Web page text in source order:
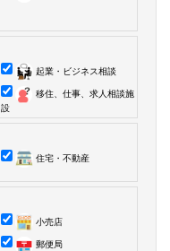
起業・ビジネス相談
移住、仕事、求人相談施
設
住宅・不動産
小売店
郵便局